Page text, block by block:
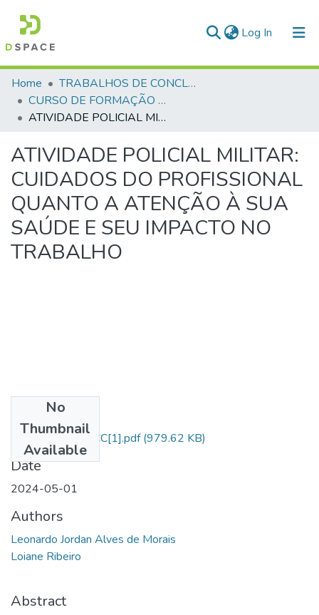
Log In (current)
Communities & Collections
All of DSpace
Home
TRABALHOS DE CONCLUSÃO DE CURSO - CFP (CURSO DE FORMAÇÃO DE PRAÇAS)
CURSO DE FORMAÇÃO DE PRAÇAS - CFP - 2024
ATIVIDADE POLICIAL MILITAR: CUIDADOS DO PROFISSIONAL QUANTO A ATENÇÃO À SUA SAÚDE E SEU IMPACTO NO TRABALHO
ATIVIDADE POLICIAL MILITAR:
CUIDADOS DO PROFISSIONAL
QUANTO A ATENÇÃO À SUA
SAÚDE E SEU IMPACTO NO
TRABALHO
No
Thumbnail
Available
JORDAN_ J21_TCC[1].pdf(979.62 KB)
Date
2024-05-01
Authors
Leonardo Jordan Alves de Morais
Loiane Ribeiro
Abstract